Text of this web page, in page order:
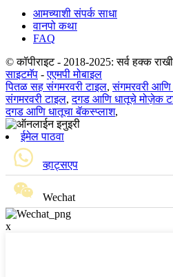
आमच्याशी संपर्क साधा
वानपो कथा
FAQ
© कॉपीराइट - 2018-2025: सर्व हक्क
साइटमॅप -एएमपी मोबाइल
पितळ सह संगमरवरी टाइल,संगमरवरी
संगमरवरी टाइल,दगड आणि धातूचे मोज़ेक
दगड आणि धातूचा बॅकस्प्लाश,
ईमेल पाठवा
व्हाट्सएप
Wechat
x